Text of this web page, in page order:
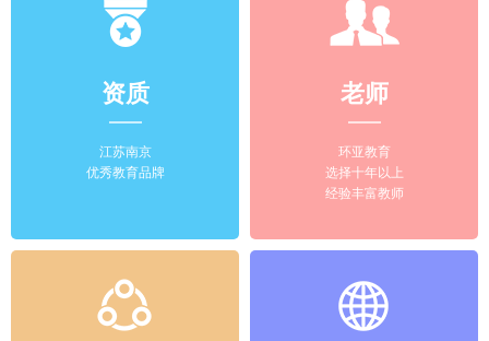
资质
江苏南京
优秀教育品牌
老师
环亚教育
选择十年以上
经验丰富教师